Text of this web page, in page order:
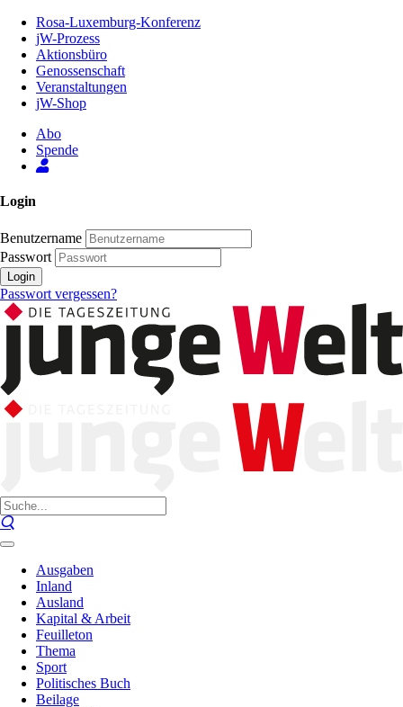
Inhalt
Seite
Rosa-Luxemburg-Konferenz
jW-Prozess
Aktionsbüro
Genossenschaft
Veranstaltungen
jW-Shop
Abo
Spende
Login
Benutzername
Passwort
Login
Passwort vergessen?
Ausgaben
Inland
Ausland
Kapital & Arbeit
Feuilleton
Thema
Sport
Politisches Buch
Beilage